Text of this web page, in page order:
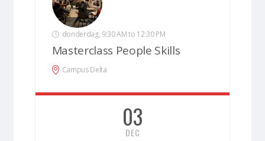
donderdag, 9:30 AM to 12:30 PM
Masterclass People Skills
Campus Delta
03
DEC